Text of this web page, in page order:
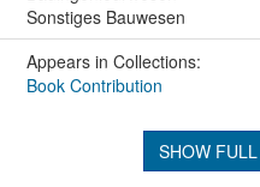
Sonstiges Bauwesen
Appears in Collections:
Book Contribution
SHOW